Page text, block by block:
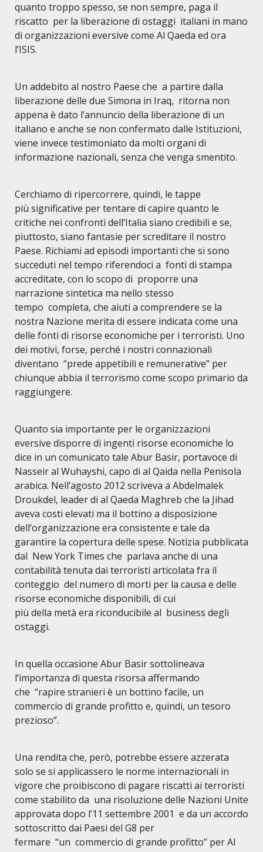
quanto troppo spesso, se non sempre, paga il
riscatto per la liberazione di ostaggi italiani in mano
di organizzazioni eversive come Al Qaeda ed ora
l’ISIS.
Un addebito al nostro Paese che a partire dalla
liberazione delle due Simona in Iraq, ritorna non
appena è dato l’annuncio della liberazione di un
italiano e anche se non confermato dalle Istituzioni,
viene invece testimoniato da molti organi di
informazione nazionali, senza che venga smentito.
Cerchiamo di ripercorrere, quindi, le tappe
più significative per tentare di capire quanto le
critiche nei confronti dell’Italia siano credibili e se,
piuttosto, siano fantasie per screditare il nostro
Paese. Richiami ad episodi importanti che si sono
succeduti nel tempo riferendoci a fonti di stampa
accreditate, con lo scopo di proporre una
narrazione sintetica ma nello stesso
tempo completa, che aiuti a comprendere se la
nostra Nazione merita di essere indicata come una
delle fonti di risorse economiche per i terroristi. Uno
dei motivi, forse, perché i nostri connazionali
diventano “prede appetibili e remunerative” per
chiunque abbia il terrorismo come scopo primario da
raggiungere.
Quanto sia importante per le organizzazioni
eversive disporre di ingenti risorse economiche lo
dice in un comunicato tale Abur Basir, portavoce di
Nasseir al Wuhayshi, capo di al Qaida nella Penisola
arabica. Nell’agosto 2012 scriveva a Abdelmalek
Droukdel, leader di al Qaeda Maghreb che la Jihad
aveva costi elevati ma il bottino a disposizione
dell’organizzazione era consistente e tale da
garantire la copertura delle spese. Notizia pubblicata
dal New York Times che parlava anche di una
contabilità tenuta dai terroristi articolata fra il
conteggio del numero di morti per la causa e delle
risorse economiche disponibili, di cui
più della metà era riconducibile al business degli
ostaggi.
In quella occasione Abur Basir sottolineava
l’importanza di questa risorsa affermando
che “rapire stranieri è un bottino facile, un
commercio di grande profitto e, quindi, un tesoro
prezioso”.
Una rendita che, però, potrebbe essere azzerata
solo se si applicassero le norme internazionali in
vigore che proibiscono di pagare riscatti ai terroristi
come stabilito da una risoluzione delle Nazioni Unite
approvata dopo l’11 settembre 2001 e da un accordo
sottoscritto dai Paesi del G8 per
fermare “un commercio di grande profitto” perAl